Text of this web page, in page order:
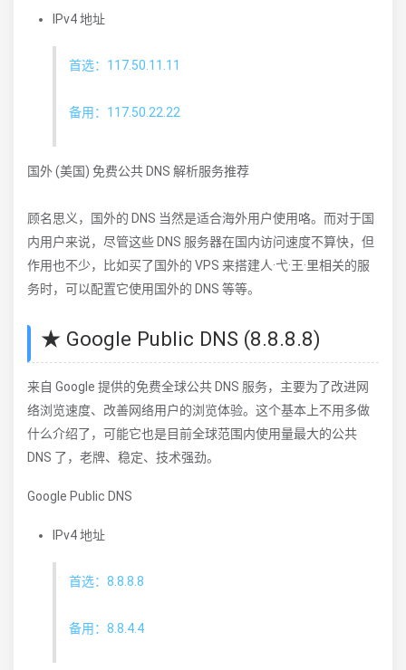
IPv4 地址
首选：117.50.11.11
备用：117.50.22.22
国外 (美国) 免费公共 DNS 解析服务推荐
顾名思义，国外的 DNS 当然是适合海外用户使用咯。而对于国
内用户来说，尽管这些 DNS 服务器在国内访问速度不算快，但
作用也不少，比如买了国外的 VPS 来搭建人·弋·王·里相关的服
务时，可以配置它使用国外的 DNS 等等。
★ Google Public DNS (8.8.8.8)
来自 Google 提供的免费全球公共 DNS 服务，主要为了改进网
络浏览速度、改善网络用户的浏览体验。这个基本上不用多做
什么介绍了，可能它也是目前全球范围内使用量最大的公共
DNS 了，老牌、稳定、技术强劲。
Google Public DNS
IPv4 地址
首选：8.8.8.8
备用：8.8.4.4